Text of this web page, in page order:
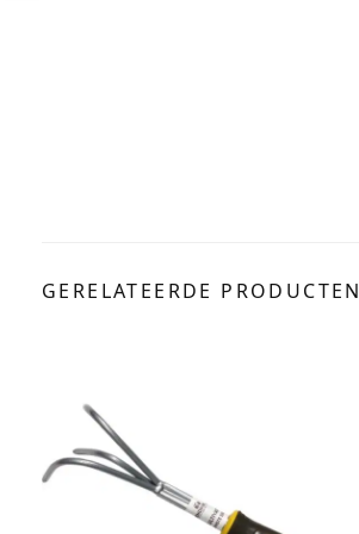
GERELATEERDE PRODUCTEN